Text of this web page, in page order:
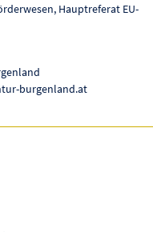
Hauptreferat EU-
burgenland.at